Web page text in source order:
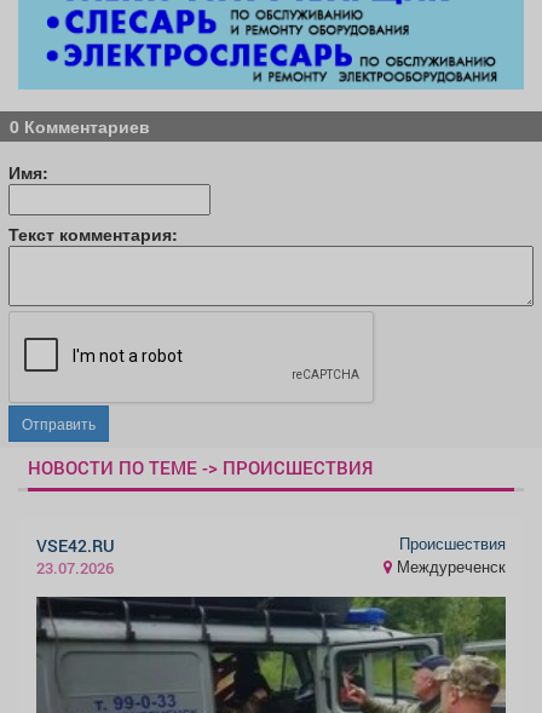
0 Комментариев
Имя:
Текст комментария:
Отправить
НОВОСТИ ПО ТЕМЕ -> ПРОИСШЕСТВИЯ
VSE42.RU
23.07.2026
Происшествия
Междуреченск